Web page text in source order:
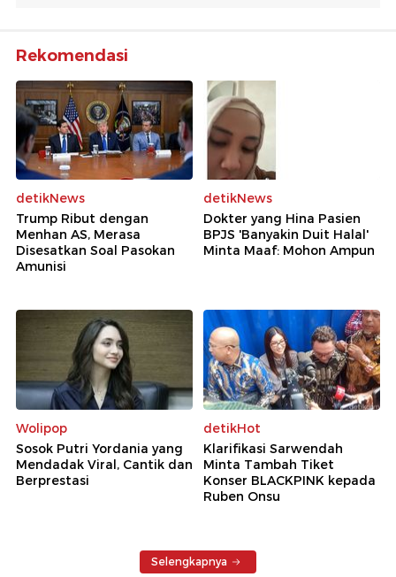
Rekomendasi
detikNews
Trump Ribut dengan
Menhan AS, Merasa
Disesatkan Soal Pasokan
Amunisi
detikNews
Dokter yang Hina Pasien
BPJS 'Banyakin Duit Halal'
Minta Maaf: Mohon Ampun
Wolipop
Sosok Putri Yordania yang
Mendadak Viral, Cantik dan
Berprestasi
detikHot
Klarifikasi Sarwendah
Minta Tambah Tiket
Konser BLACKPINK kepada
Ruben Onsu
Selengkapnya